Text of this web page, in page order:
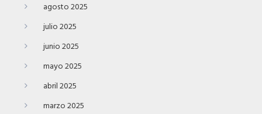
agosto 2025
julio 2025
junio 2025
mayo 2025
abril 2025
marzo 2025